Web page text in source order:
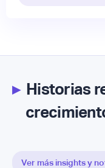
▸Historias
Ver más insights y